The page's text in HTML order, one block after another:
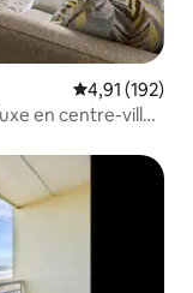
Note
4,91 (192)
en centre-ville